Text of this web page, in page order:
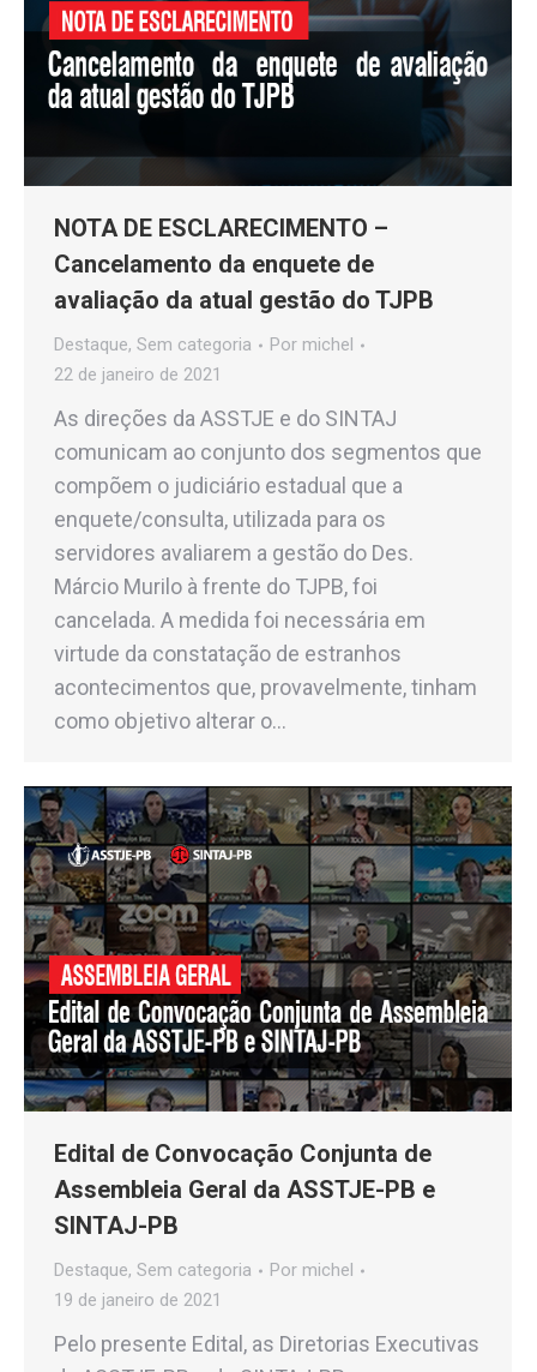
NOTA DE ESCLARECIMENTO –
Cancelamento da enquete de
avaliação da atual gestão do TJPB
Destaque, Sem categoria Por michel
22 de janeiro de 2021
As direções da ASSTJE e do SINTAJ
comunicam ao conjunto dos segmentos que
compõem o judiciário estadual que a
enquete/consulta, utilizada para os
servidores avaliarem a gestão do Des.
Márcio Murilo à frente do TJPB, foi
cancelada. A medida foi necessária em
virtude da constatação de estranhos
acontecimentos que, provavelmente, tinham
como objetivo alterar o…
Edital de Convocação Conjunta de
Assembleia Geral da ASSTJE-PB e
SINTAJ-PB
Destaque, Sem categoria Por michel
19 de janeiro de 2021
Pelo presente Edital, as Diretorias Executivas